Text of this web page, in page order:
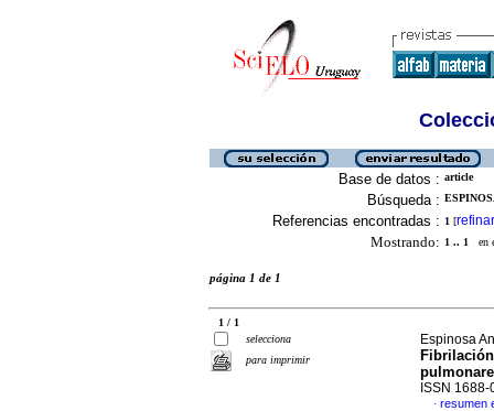
Base de datos : article
Búsqueda :
Referencias encontradas : 1 [refinar
Mostrando: 1 .. 1 en
página 1 de 1
1 / 1
selecciona
para imprimir
Espinosa
ISSN 1688-
· resumen